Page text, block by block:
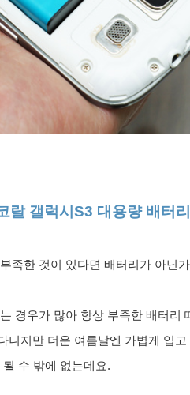
랄 갤럭시S3 대용량 배터
족한 것이 있다면 배터리가 아닌
경우가 많아 항상 부족한 배터리
니지만 더운 여름날엔 가볍게 입고
수 밖에 없는데요.